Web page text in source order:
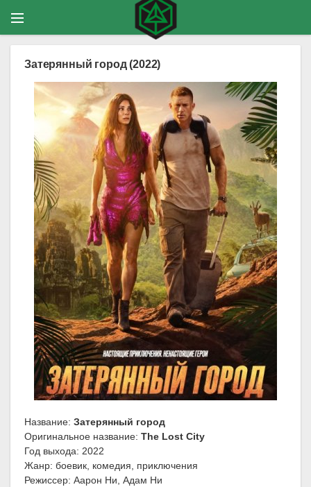
Затерянный город (2022)
Название: Затерянный город
Оригинальное название: The Lost City
Год выхода: 2022
Жанр: боевик, комедия, приключения
Режиссер: Аарон Ни, Адам Ни